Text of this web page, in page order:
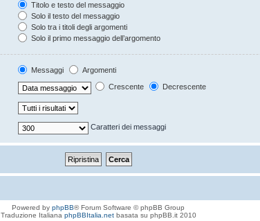
Titolo e testo del messaggio
Solo il testo del messaggio
Solo tra i titoli degli argomenti
Solo il primo messaggio dell’argomento
Messaggi
Argomenti
Crescente Decrescente
Caratteri dei messaggi
Powered by phpBB® Forum Software © phpBB Group
Traduzione Italiana phpBBItalia.netbasata su phpBB.it 2010